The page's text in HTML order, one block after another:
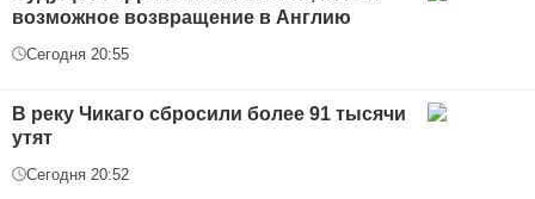
возможное возвращение в Англию
Сегодня 20:55
В реку Чикаго сбросили более 91 тысячи
утят
Сегодня 20:52